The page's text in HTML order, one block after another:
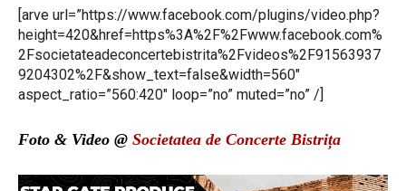
[arve url=”https://www.facebook.com/plugins/video.php?
height=420&href=https%3A%2F%2Fwww.facebook.com%
2Fsocietateadeconcertebistrita%2Fvideos%2F91563937
9204302%2F&show_text=false&width=560″
aspect_ratio=”560:420″ loop=”no” muted=”no” /]
Foto & Video @ Societatea de Concerte Bistrița